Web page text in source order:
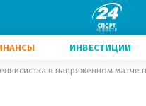
ИНВЕСТИЦИИ
в напряженном